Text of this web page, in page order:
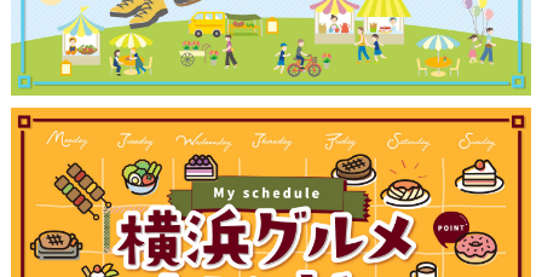
観光ガイド
ランキング
ブログ記事
サイトについて